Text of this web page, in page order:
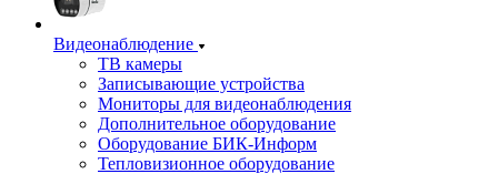
Видеонаблюдение
ТВ камеры
Записывающие устройства
Мониторы для видеонаблюдения
Дополнительное оборудование
Оборудование БИК-Информ
Тепловизионное оборудование